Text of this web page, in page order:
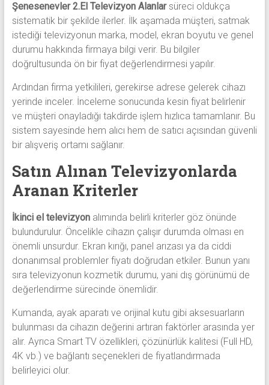
Şenesenevler 2.El Televizyon Alanlarsüreci oldukça
sistematik bir şekilde ilerler. İlk aşamada müşteri, satmak
istediği televizyonun marka, model, ekran boyutu ve genel
durumu hakkında firmaya bilgi verir. Bu bilgiler
doğrultusunda ön bir fiyat değerlendirmesi yapılır.
Ardından firma yetkilileri, gerekirse adrese gelerek cihazı
yerinde inceler. İnceleme sonucunda kesin fiyat belirlenir
ve müşteri onayladığı takdirde işlem hızlıca tamamlanır. Bu
sistem sayesinde hem alıcı hem de satıcı açısından güvenli
bir alışveriş ortamı sağlanır.
Satın Alınan Televizyonlarda
Aranan Kriterler
İkinci el televizyonalımında belirli kriterler göz önünde
bulundurulur. Öncelikle cihazın çalışır durumda olması en
önemli unsurdur. Ekran kırığı, panel arızası ya da ciddi
donanımsal problemler fiyatı doğrudan etkiler. Bunun yanı
sıra televizyonun kozmetik durumu, yani dış görünümü de
değerlendirme sürecinde önemlidir.
Kumanda, ayak aparatı ve orijinal kutu gibi aksesuarların
bulunması da cihazın değerini artıran faktörler arasında yer
alır. Ayrıca Smart TV özellikleri, çözünürlük kalitesi (Full HD,
4K vb.) ve bağlantı seçenekleri de fiyatlandırmada
belirleyici olur.